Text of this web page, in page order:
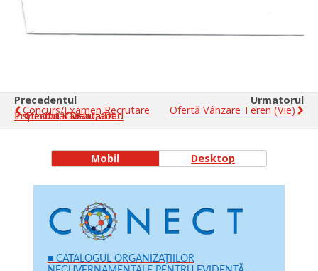
Precedentul
Concurs/examen Recrutare
In Functia Vacanta De: Inspector, Clasa I, Grad Profesional Debutant
Urmatorul
Ofertă Vânzare Teren (vie)
Mobil Desktop
■ CATALOGUL ORGANIZAȚIILOR